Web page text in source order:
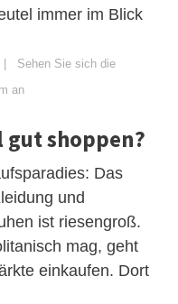
immer im Blick
| Sehen Sie sich die
an
gut shoppen?
Das
und
ist riesengroß.
mag, geht
einkaufen. Dort